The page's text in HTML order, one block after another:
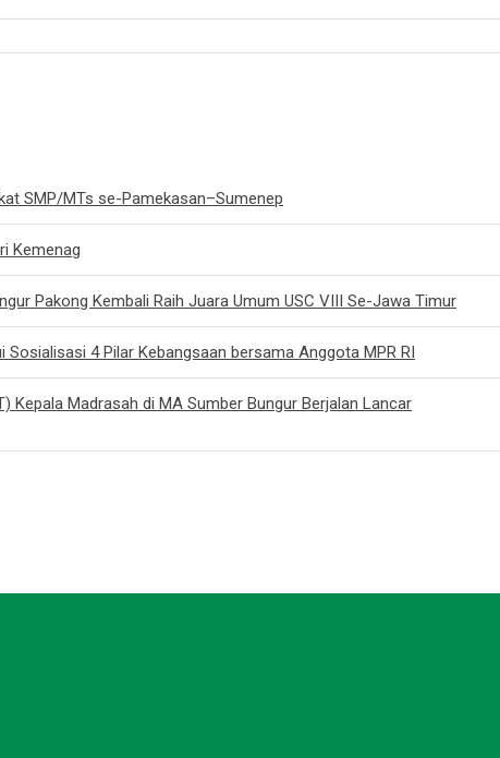
SMP/MTs se-Pamekasan–Sumenep
Kemenag
Pakong Kembali Raih Juara Umum USC VIII Se-Jawa Timur
4 Pilar Kebangsaan bersama Anggota MPR RI
Kepala Madrasah di MA Sumber Bungur Berjalan Lancar